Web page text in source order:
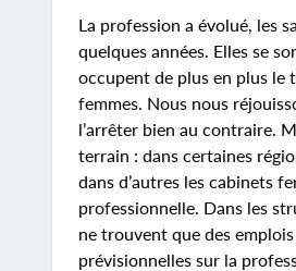
La profession a évolué, les
quelques années. Elles se
occupent de plus en plus le
femmes. Nous nous
l’arrêter bien au contraire.
terrain : dans certaines
dans d’autres les cabinets
professionnelle. Dans les
ne trouvent que des
prévisionnelles sur la